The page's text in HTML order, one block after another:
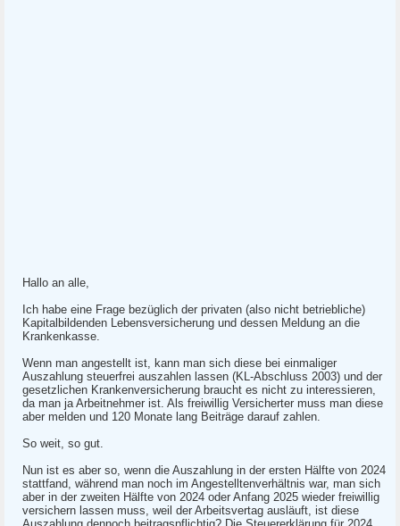
Hallo an alle,
Ich habe eine Frage bezüglich der privaten (also nicht betriebliche)
Kapitalbildenden Lebensversicherung und dessen Meldung an die
Krankenkasse.
Wenn man angestellt ist, kann man sich diese bei einmaliger
Auszahlung steuerfrei auszahlen lassen (KL-Abschluss 2003) und der
gesetzlichen Krankenversicherung braucht es nicht zu interessieren,
da man ja Arbeitnehmer ist. Als freiwillig Versicherter muss man diese
aber melden und 120 Monate lang Beiträge darauf zahlen.
So weit, so gut.
Nun ist es aber so, wenn die Auszahlung in der ersten Hälfte von 2024
stattfand, während man noch im Angestelltenverhältnis war, man sich
aber in der zweiten Hälfte von 2024 oder Anfang 2025 wieder freiwillig
versichern lassen muss, weil der Arbeitsvertag ausläuft, ist diese